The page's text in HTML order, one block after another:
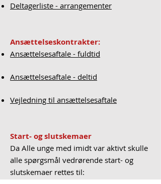
Deltagerliste - arrangementer
Ansættelseskontrakter:
Ansættelsesaftale - fuldtid
Ansættelsesaftale - deltid
Vejledning til ansættelsesaftale
Start- og slutskemaer
Da Alle unge med imidt var aktivt skulle
alle spørgsmål vedrørende start- og
slutskemaer rettes til: